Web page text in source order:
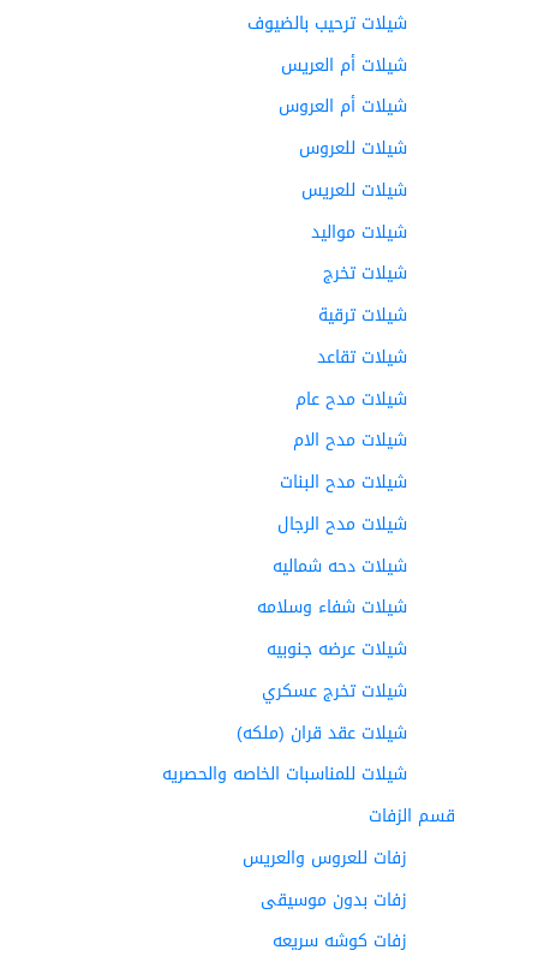
شيلات ترحيب بالضيوف
شيلات أم العريس
شيلات أم العروس
شيلات للعروس
شيلات للعريس
شيلات مواليد
شيلات تخرج
شيلات ترقية
شيلات تقاعد
شيلات مدح عام
شيلات مدح الام
شيلات مدح البنات
شيلات مدح الرجال
شيلات دحه شماليه
شيلات شفاء وسلامه
شيلات عرضه جنوبيه
شيلات تخرج عسكري
شيلات عقد قران (ملكه)
شيلات للمناسبات الخاصه والحصريه
قسم الزفات
زفات للعروس والعريس
زفات بدون موسيقى
زفات كوشه سريعه